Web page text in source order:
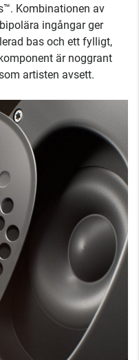
Kombinationen av
ingångar ger
bas och ett fylligt,
är noggrant
artisten avsett.